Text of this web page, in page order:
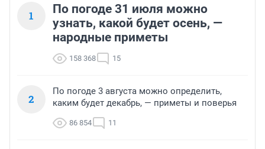
1
По погоде 31 июля можно
узнать, какой будет осень, —
народные приметы
158 368 15
2
По погоде 3 августа можно определить,
каким будет декабрь, — приметы и поверья
86 854 11